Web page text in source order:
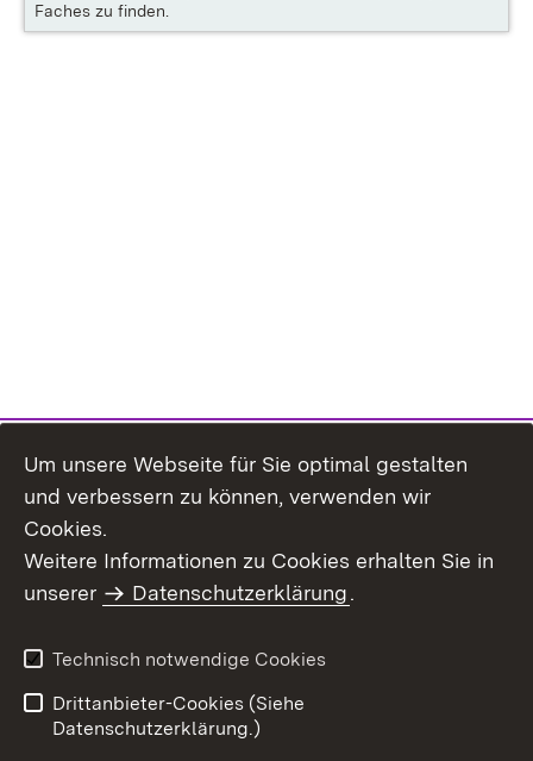
Faches zu finden.
Um unsere Webseite für Sie optimal gestalten
und verbessern zu können, verwenden wir
Cookies.
Weitere Informationen zu Cookies erhalten Sie in
unserer
Datenschutzerklärung.
Technisch notwendige Cookies
Drittanbieter-Cookies (Siehe
Datenschutzerklärung.)